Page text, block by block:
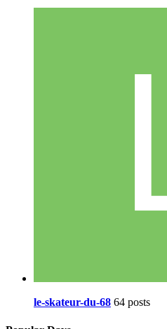
le-skateur-du-68 64 posts